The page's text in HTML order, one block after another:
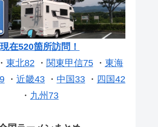
現在520箇所訪問！
東北82・ 関東甲信75・ 東海
・ 近畿43 ・ 中国33 ・ 四国42
・ 九州73